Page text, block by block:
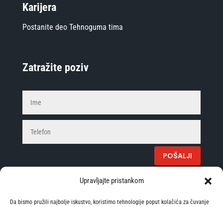
Upravljajte pristankom
Da bismo pružili najbolje iskustvo, koristimo tehnologije poput kolačića za čuvanje
Karijera
Postanite deo Tehnoguma tima
Zatražite poziv
POŠALJI
*Slanjem gore navedenog obrasca saglasni ste da se
vaši podaci spremaju u privremenu bazu i koriste u